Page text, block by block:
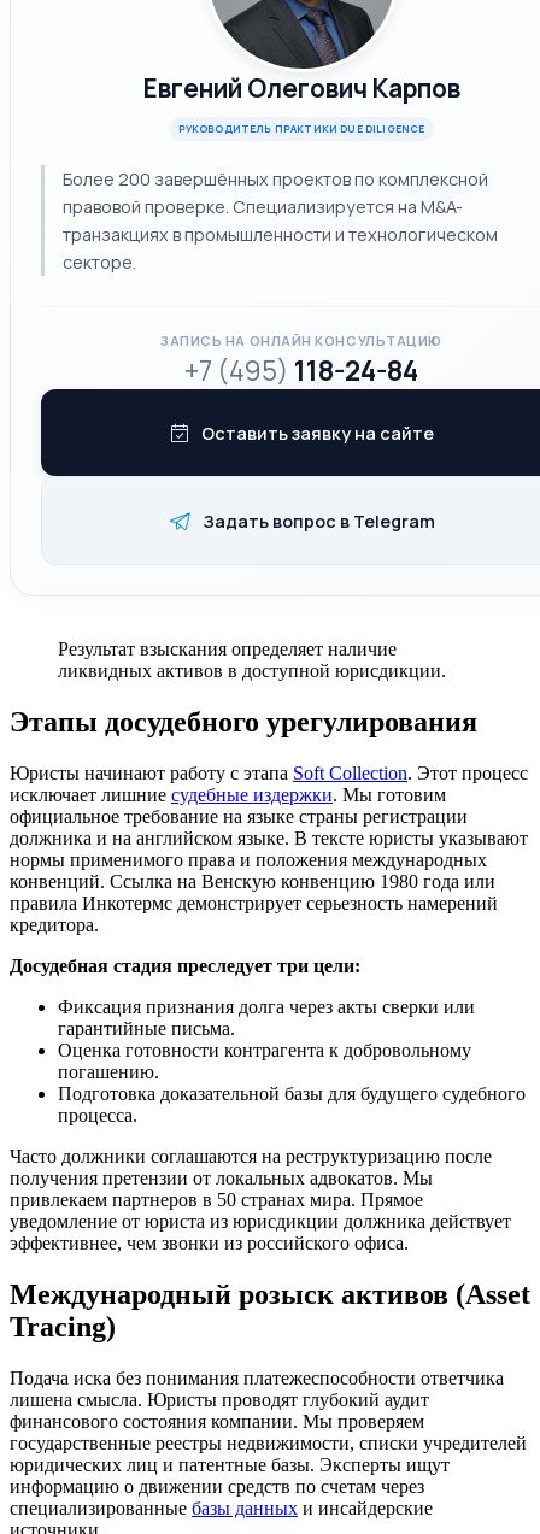
Евгений Олегович Карпов
РУКОВОДИТЕЛЬ ПРАКТИКИ DUE DILIGENCE
Более 200 завершённых проектов по комплексной
правовой проверке. Специализируется на M&A-
транзакциях в промышленности и технологическом
секторе.
ЗАПИСЬ НА ОНЛАЙН КОНСУЛЬТАЦИЮ
+7 (495) 118-24-84
Оставить заявку на сайте
Задать вопрос в Telegram
Результат взыскания определяет наличие
ликвидных активов в доступной юрисдикции.
Этапы досудебного урегулирования
Юристы начинают работу с этапа Soft Collection. Этот процесс
исключает лишние судебные издержки. Мы готовим
официальное требование на языке страны регистрации
должника и на английском языке. В тексте юристы указывают
нормы применимого права и положения международных
конвенций. Ссылка на Венскую конвенцию 1980 года или
правила Инкотермс демонстрирует серьезность намерений
кредитора.
Досудебная стадия преследует три цели:
Фиксация признания долга через акты сверки или
гарантийные письма.
Оценка готовности контрагента к добровольному
погашению.
Подготовка доказательной базы для будущего судебного
процесса.
Часто должники соглашаются на реструктуризацию после
получения претензии от локальных адвокатов. Мы
привлекаем партнеров в 50 странах мира. Прямое
уведомление от юриста из юрисдикции должника действует
эффективнее, чем звонки из российского офиса.
Международный розыск активов (Asset
Tracing)
Подача иска без понимания платежеспособности ответчика
лишена смысла. Юристы проводят глубокий аудит
финансового состояния компании. Мы проверяем
государственные реестры недвижимости, списки учредителей
юридических лиц и патентные базы. Эксперты ищут
информацию о движении средств по счетам через
специализированные базы данных и инсайдерские
источники.